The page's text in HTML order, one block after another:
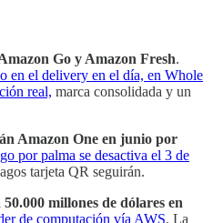
Go y Amazon Fresh.
en el delivery en el día, en Whole
real, marca consolidada y un
Amazon One en junio por
por palma se desactiva el 3 de
tarjeta QR seguirán.
millones de dólares en
de computación vía AWS. La